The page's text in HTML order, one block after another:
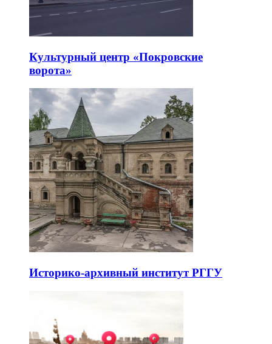
Культурный центр «Покровские
ворота»
Историко-архивный институт РГГУ